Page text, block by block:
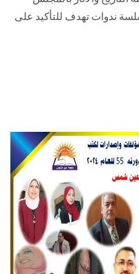
ندوات تهدف للتأكيد على